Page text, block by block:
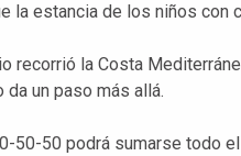
la estancia de los niños con
recorrió la Costa
da un paso más allá.
50-50 podrá sumarse todo